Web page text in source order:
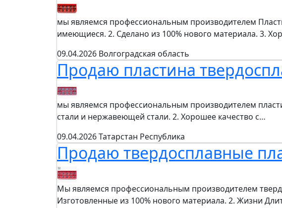
мы являемся профессиональным производителем
имеющиеся. 2. Сделано из 100% нового материала. 3.
09.04.2026 Волгоградская область
Продаю пластина
мы являемся профессиональным производителем
стали и нержавеющей стали. 2. Хорошее качество с…
09.04.2026Татарстан Республика
Продаю твердосплавные
Мы являемся профессиональным производителем
Изготовленные из 100% нового материала. 2. Жизни